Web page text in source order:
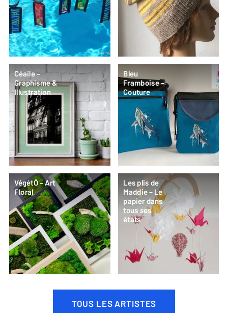
Céaile –
Graphisme &
Illustration
Bleu
Framboise –
Couture
VégétÔ – Art
Floral
Les plis de
Maddie – Le
papier dans
tous ses
états
TOUS LES ARTISTES